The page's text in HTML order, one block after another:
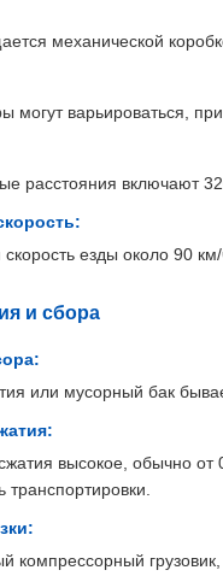
механической
могут варьироваться,
расстояния включают
езды около 90 км/
и сбора
или мусорный бак
высокое, обычно от
компрессорный